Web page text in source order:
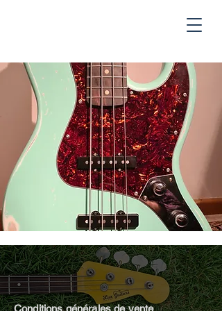
Conditions générales de vente